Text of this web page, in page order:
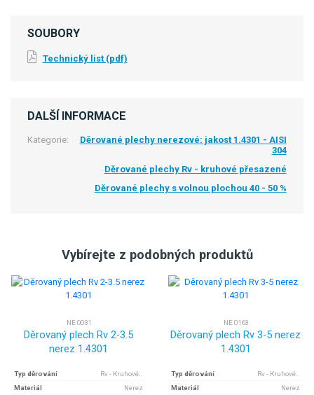
SOUBORY
Technický list (pdf)
DALŠÍ INFORMACE
Kategorie:
Děrované plechy nerezové: jakost 1.4301 - AISI
304
Děrované plechy Rv - kruhové přesazené
Děrované plechy s volnou plochou 40 - 50 %
Vybírejte z podobných produktů
NE 0031
Děrovaný plech Rv 2-3.5
nerez 1.4301
Typ děrování
Rv - Kruhové..
Materiál
Nerez
NE 0163
Děrovaný plech Rv 3-5 nerez
1.4301
Typ děrování
Rv - Kruhové..
Materiál
Nerez